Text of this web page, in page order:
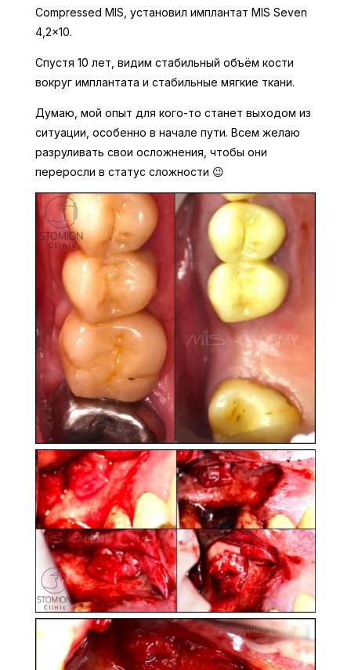
Compressed MIS, установил имплантат MIS Seven
4,2×10.
Спустя 10 лет, видим стабильный объём кости
вокруг имплантата и стабильные мягкие ткани.
Думаю, мой опыт для кого-то станет выходом из
ситуации, особенно в начале пути. Всем желаю
разруливать свои осложнения, чтобы они
переросли в статус сложности 😉